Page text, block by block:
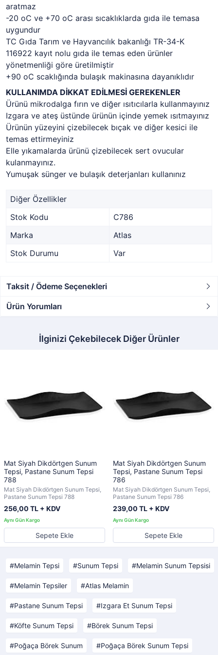
aratmaz
-20 oC ve +70 oC arası sıcaklıklarda gıda ile temasa
uygundur
TC Gıda Tarım ve Hayvancılık bakanlığı TR-34-K
116922 kayıt nolu gıda ile temas eden ürünler
yönetmenliği göre üretilmiştir
+90 oC scaklığında bulaşık makinasına dayanıklıdır
KULLANIMDA DİKKAT EDİLMESİ GEREKENLER
Ürünü mikrodalga fırın ve diğer ısıtıcılarla kullanmayınız
Izgara ve ateş üstünde ürünün içinde yemek ısıtmayınız
Ürünün yüzeyini çizebilecek bıçak ve diğer kesici ile
temas ettirmeyiniz
Elle yıkamalarda ürünü çizebilecek sert ovucular
kulanmayınız.
Yumuşak sünger ve bulaşık deterjanları kullanınız
Diğer Özellikler
Stok Kodu
C786
Marka
Atlas
Stok Durumu
Var
Taksit / Ödeme Seçenekleri
Ürün Yorumları
İlginizi Çekebilecek Diğer Ürünler
Mat Siyah Dikdörtgen Sunum
Tepsi, Pastane Sunum Tepsi
788
Mat Siyah Dikdörtgen Sunum Tepsi,
Pastane Sunum Tepsi 788
256,00 TL + KDV
Sepete Ekle
Mat Siyah Dikdörtgen Sunum
Tepsi, Pastane Sunum Tepsi
786
Mat Siyah Dikdörtgen Sunum Tepsi,
Pastane Sunum Tepsi 786
239,00 TL + KDV
Sepete Ekle
Melamin Tepsi Sunum Tepsi Melamin Sunum Tepsisi
Melamin Tepsiler Atlas Melamin
Pastane Sunum Tepsi Izgara Et Sunum Tepsi
Köfte Sunum Tepsi Börek Sunum Tepsi
Poğaça Börek Sunum Poğaça Börek Sunum Tepsi